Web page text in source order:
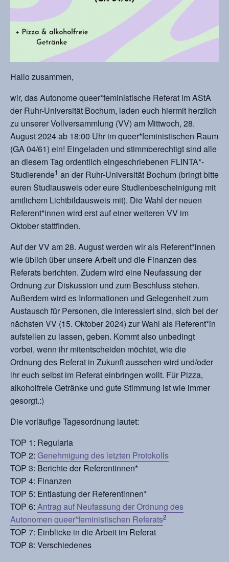
Hallo zusammen,
wir, das Autonome queer*feministische Referat im AStA
der Ruhr-Universität Bochum, laden euch hiermit herzlich
zu unserer Vollversammlung (VV) am Mittwoch, 28.
August 2024 ab 18:00 Uhr im queer*feministischen Raum
(GA 04/61) ein! Eingeladen und stimmberechtigt sind alle
an diesem Tag ordentlich eingeschriebenen FLINTA*-
Studierende1 an der Ruhr-Universität Bochum (bringt bitte
euren Studiausweis oder eure Studienbescheinigung mit
amtlichem Lichtbildausweis mit). Die Wahl der neuen
Referent*innen wird erst auf einer weiteren VV im
Oktober stattfinden.
Auf der VV am 28. August werden wir als Referent*innen
wie üblich über unsere Arbeit und die Finanzen des
Referats berichten. Zudem wird eine Neufassung der
Ordnung zur Diskussion und zum Beschluss stehen.
Außerdem wird es Informationen und Gelegenheit zum
Austausch für Personen, die interessiert sind, sich bei der
nächsten VV (15. Oktober 2024) zur Wahl als Referent*in
aufstellen zu lassen, geben. Kommt also unbedingt
vorbei, wenn ihr mitentscheiden möchtet, wie die
Ordnung des Referat in Zukunft aussehen wird und/oder
ihr euch selbst im Referat einbringen wollt. Für Pizza,
alkoholfreie Getränke und gute Stimmung ist wie immer
gesorgt.:)
Die vorläufige Tagesordnung lautet:
TOP 1: Regularia
TOP 2: Genehmigung des letzten Protokolls
TOP 3: Berichte der Referentinnen*
TOP 4: Finanzen
TOP 5: Entlastung der Referentinnen*
TOP 6: Antrag auf Neufassung der Ordnung des
Autonomen queer*feministischen Referats2
TOP 7: Einblicke in die Arbeit im Referat
TOP 8: Verschiedenes